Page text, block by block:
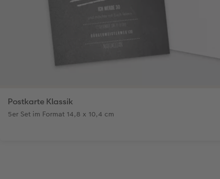
Postkarte Klassik
5er Set im Format 14,8 x 10,4 cm